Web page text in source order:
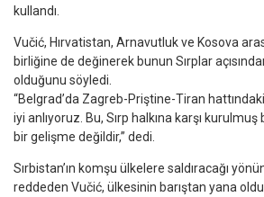
kullandı.
Vučić, Hırvatistan, Arnavutluk ve Kosova
birliğine de değinerek bunun Sırplar
olduğunu söyledi.
“Belgrad’da Zagreb-Priştine-Tiran
iyi anlıyoruz. Bu, Sırp halkına karşı
bir gelişme değildir,” dedi.
Sırbistan’ın komşu ülkelere saldıracağı
reddeden Vučić, ülkesinin barıştan yana